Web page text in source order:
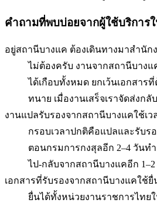
คำถามที่พบบ่อยจากผู้ใช้บริการ
อยู่สถานีบางแค ต้องเดินทางมาสำนัก
ไม่ต้องครับ งานจากสถานีบาง
ได้เกือบทั้งหมด ยกเว้นเอกสาร
ทนาย เมื่องานเสร็จเราจัดส่งก
งานแปลรับรองจากสถานีบางแคใช้เว
กรอบเวลาปกติคือแปลและรับร
ตอนกรมการกงสุลอีก 2–4 วันท
ไป-กลับจากสถานีบางแคอีก
เอกสารที่รับรองจากสถานีบางแคใช้
ยื่นได้ทั้งหน่วยงานราชการไทย